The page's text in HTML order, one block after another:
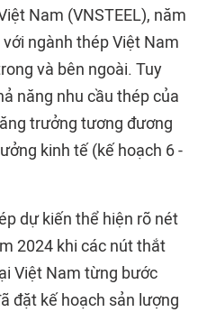
Nam (VNSTEEL), năm
ngành thép Việt Nam
và bên ngoài. Tuy
năng nhu cầu thép của
trưởng tương đương
kinh tế (kế hoạch 6 -
dự kiến thể hiện rõ nét
2024 khi các nút thắt
Việt Nam từng bước
đặt kế hoạch sản lượng